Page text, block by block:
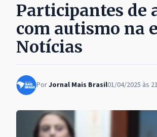
Participantes de
com autismo na
Notícias
PorJornal Mais Brasil01/04/2025 às